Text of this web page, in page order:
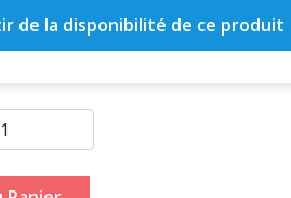
de la disponibilité de ce produit